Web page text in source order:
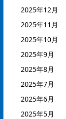
2025年12月
2025年11月
2025年10月
2025年9月
2025年8月
2025年7月
2025年6月
2025年5月